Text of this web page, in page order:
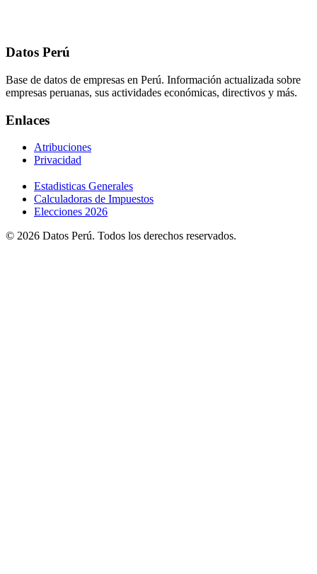
Datos Perú
Base de datos de empresas en Perú. Información actualizada sobre
empresas peruanas, sus actividades económicas, directivos y más.
Enlaces
Atribuciones
Privacidad
Estadisticas Generales
Calculadoras de Impuestos
Elecciones 2026
© 2026 Datos Perú. Todos los derechos reservados.